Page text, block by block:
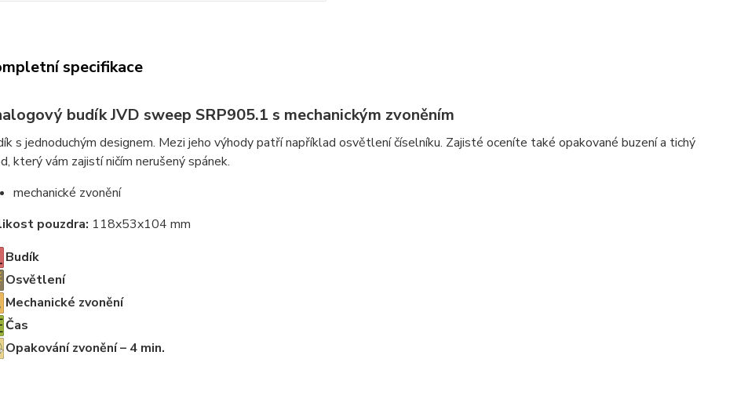
specifikace
budík JVD sweep SRP905.1 s mechanickým zvoněním
s jednoduchým designem. Mezi jeho výhody patří například osvětlení číselníku. Zajisté oceníte také opakované buzení a tichý
který vám zajistí ničím nerušený spánek.
mechanické zvonění
pouzdra: 118x53x104 mm
Budík
Osvětlení
Mechanické zvonění
Čas
Opakování zvonění – 4 min.